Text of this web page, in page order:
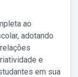
ao
adotando
e
em sua